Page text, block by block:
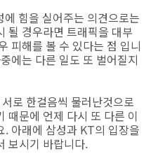
힘을 실어주는 의견으로는
될 경우라면 트래픽을 대부
피해를 볼 수 있다는 점 입니
에는 다른 일도 또 벌어질지
로 한걸음씩 물러난것으로
때문에 언제 다시 또 다른 이
. 아래에 삼성과 KT의 입장을
보시기 바랍니다.